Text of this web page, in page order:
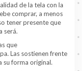
de la tela con la
comprar, a menos
tener presente que
será.
que
Las sostienen frente
su forma original.